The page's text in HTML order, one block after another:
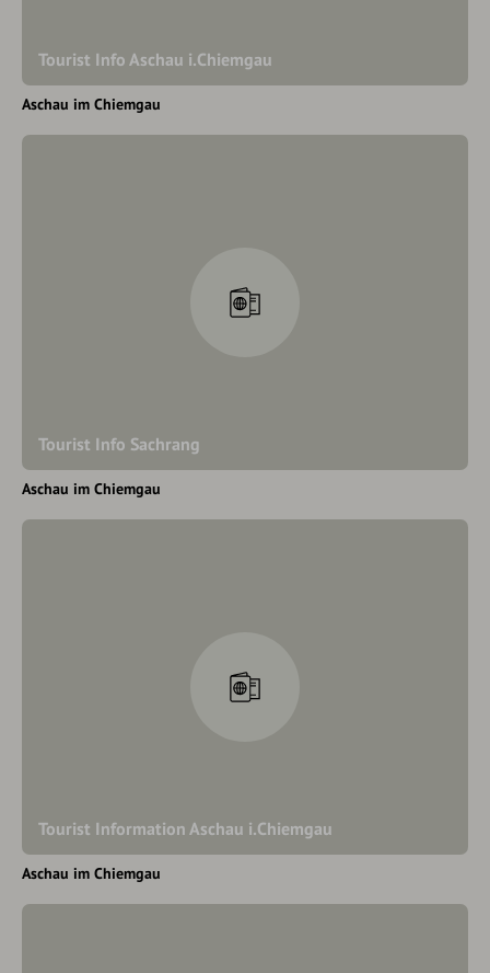
Tourist Info Aschau i.Chiemgau
Aschau im Chiemgau
Tourist Info Sachrang
Aschau im Chiemgau
Tourist Information Aschau i.Chiemgau
Aschau im Chiemgau